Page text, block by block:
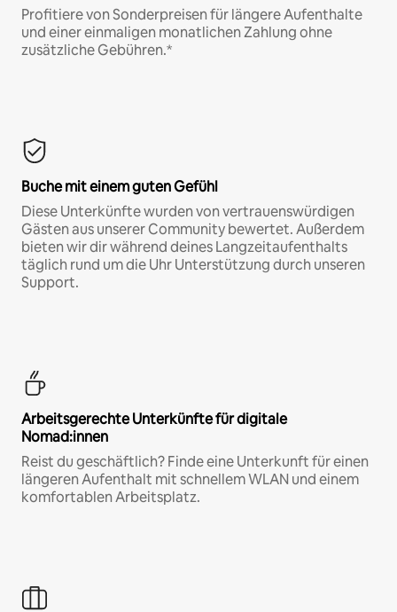
Profitiere von Sonderpreisen für längere Aufenthalte
und einer einmaligen monatlichen Zahlung ohne
zusätzliche Gebühren.*
Buche mit einem guten Gefühl
Diese Unterkünfte wurden von vertrauenswürdigen
Gästen aus unserer Community bewertet. Außerdem
bieten wir dir während deines Langzeitaufenthalts
täglich rund um die Uhr Unterstützung durch unseren
Support.
Arbeitsgerechte Unterkünfte für digitale
Nomad:innen
Reist du geschäftlich? Finde eine Unterkunft für einen
längeren Aufenthalt mit schnellem WLAN und einem
komfortablen Arbeitsplatz.